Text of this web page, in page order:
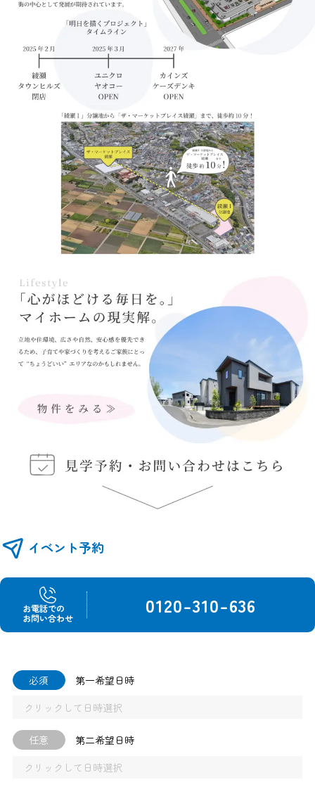
イベント予約
お電話での
お問い合わせ
0120-310-636
必須 第一希望日時
任意 第二希望日時